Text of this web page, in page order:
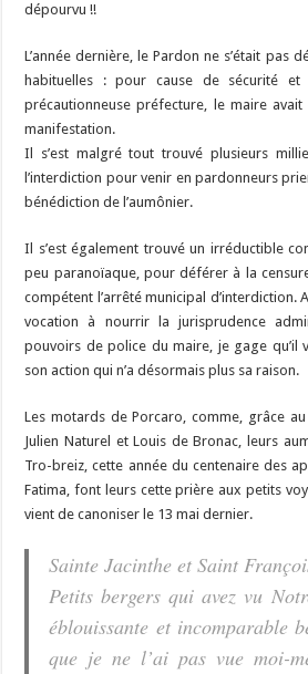
dépourvu !!
L’année dernière, le Pardon ne s’était pas
habituelles : pour cause de sécurité
précautionneuse préfecture, le maire avait
manifestation.
Il s’est malgré tout trouvé plusieurs
l’interdiction pour venir en pardonneurs
bénédiction de l’aumônier.
Il s’est également trouvé un irréductible
peu paranoïaque, pour déférer à la
compétent l’arrêté municipal d’interdiction.
vocation à nourrir la jurisprudence
pouvoirs de police du maire, je gage qu’il
son action qui n’a désormais plus sa raison.
Les motards de Porcaro, comme, grâce
Julien Naturel et Louis de Bronac, leurs
Tro-breiz, cette année du centenaire des
Fatima, font leurs cette prière aux petits
vient de canoniser le 13 mai dernier.
Sainte Jacinthe et Saint
Petits bergers qui avez vu
éblouissante et incomparable
que je ne l’ai pas vue moi-